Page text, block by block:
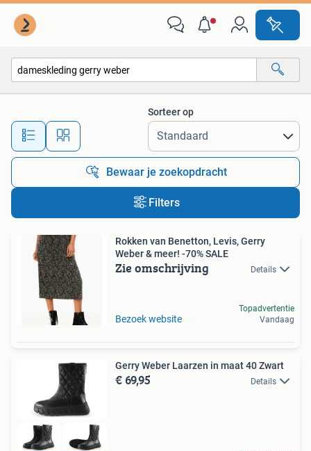
Alle afstanden…
Sorteer op
Bewaar je zoekopdracht
Filters
Rokken van Benetton, Levis, Gerry
Weber & meer! -70% SALE
Zie omschrijving Details
Bezoek website
Topadvertentie
Vandaag
Gerry Weber Laarzen in maat 40 Zwart
€ 69,95 Details